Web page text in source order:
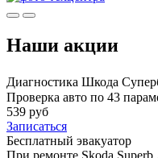
Наши акции
Диагностика Шкода
Проверка авто по 43
539 руб
Записаться
Бесплатный эвакуатор
При ремонте Skoda